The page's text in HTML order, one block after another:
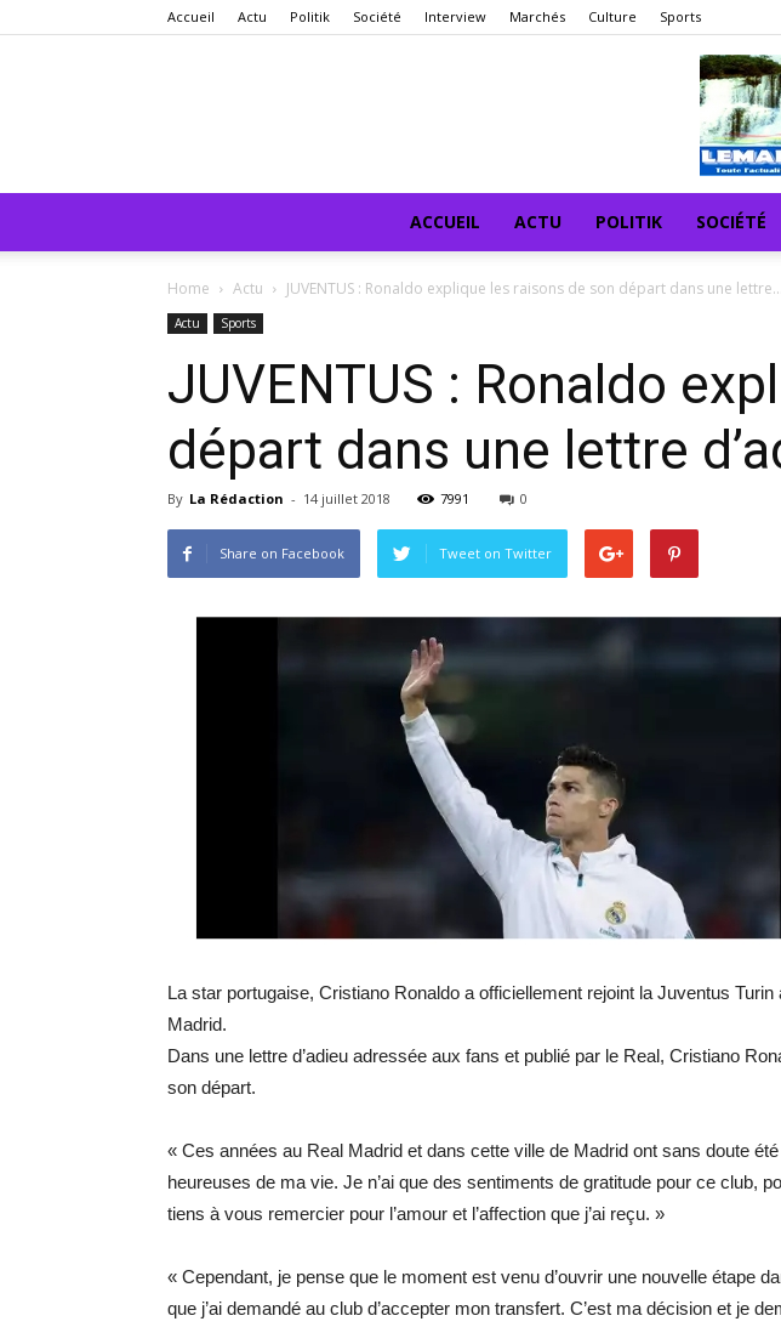
Accueil Actu Politik Société Interview Marchés Culture Sports
ACCUEIL ACTU POLITIK SOCIÉTÉ
Home Actu JUVENTUS : Ronaldo explique les raisons de son départ dans une lettre...
Actu Sports
JUVENTUS : Ronaldo
départ dans une lettre
By La Rédaction - 14 juillet 2018 7991 0
Share on Facebook Tweet on Twitter
La star portugaise, Cristiano Ronaldo a officiellement rejoint la Juventus
Madrid.
Dans une lettre d’adieu adressée aux fans et publié par le Real, Cristiano
son départ.
« Ces années au Real Madrid et dans cette ville de Madrid ont sans doute
heureuses de ma vie. Je n’ai que des sentiments de gratitude pour ce club,
tiens à vous remercier pour l’amour et l’affection que j’ai reçu. »
« Cependant, je pense que le moment est venu d’ouvrir une nouvelle étape
que j’ai demandé au club d’accepter mon transfert. C’est ma décision et je